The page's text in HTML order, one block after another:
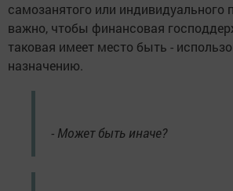
самозанятого или индивидуального
важно, чтобы финансовая
таковая имеет место быть -
назначению.
- Может быть иначе?